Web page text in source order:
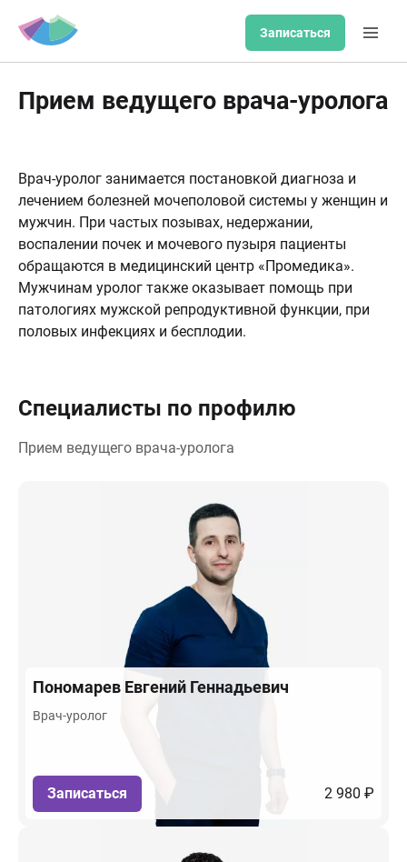
Записаться
Прием ведущего врача-уролога
Врач-уролог занимается постановкой диагноза и
лечением болезней мочеполовой системы у женщин и
мужчин. При частых позывах, недержании,
воспалении почек и мочевого пузыря пациенты
обращаются в медицинский центр «Промедика».
Мужчинам уролог также оказывает помощь при
патологиях мужской репродуктивной функции, при
половых инфекциях и бесплодии.
Специалисты по профилю
Прием ведущего врача-уролога
Пономарев Евгений Геннадьевич
Врач-уролог
Записаться 2 980 ₽